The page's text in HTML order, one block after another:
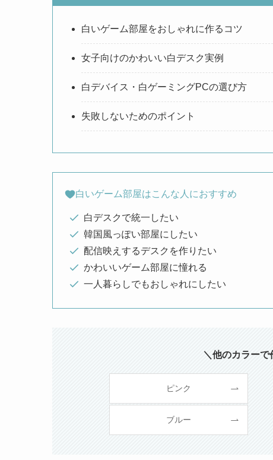
白いゲーム部屋をおしゃれに作るコツ
女子向けのかわいい白デスク実例
白デバイス・白ゲーミングPCの選び方
失敗しないためのポイント
白いゲーム部屋はこんな人におすすめ
白デスクで統一したい
韓国風っぽい部屋にしたい
配信映えするデスクを作りたい
かわいいゲーム部屋に憧れる
一人暮らしでもおしゃれにしたい
＼他のカラーで
ピンク
ブルー